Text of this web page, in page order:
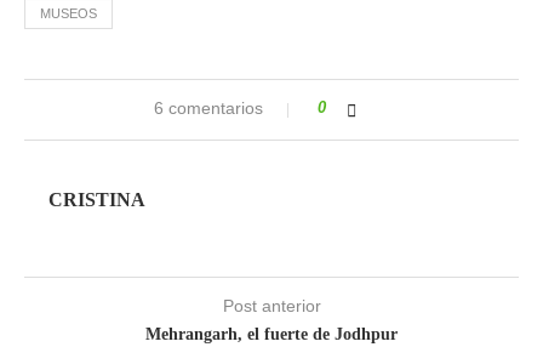
MUSEOS
6 comentarios 0
CRISTINA
Post anterior
Mehrangarh, el fuerte de Jodhpur